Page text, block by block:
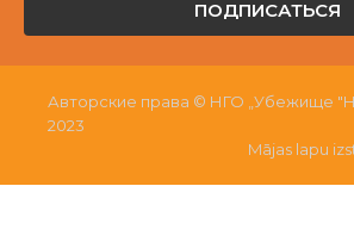
ПОДПИСАТЬСЯ
Авторские права © НГО „Убежище
2023
Mājas lapu